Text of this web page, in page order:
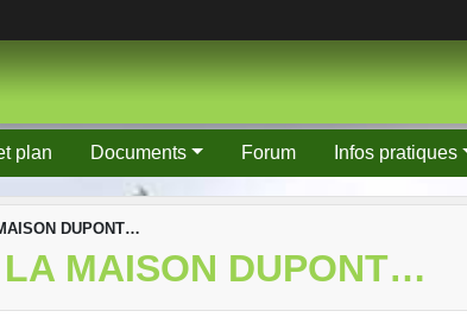
plan Documents Forum Infos pratiques
DUPONT…
MAISON DUPONT…